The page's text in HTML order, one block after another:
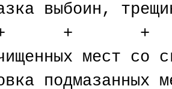
+
мест со